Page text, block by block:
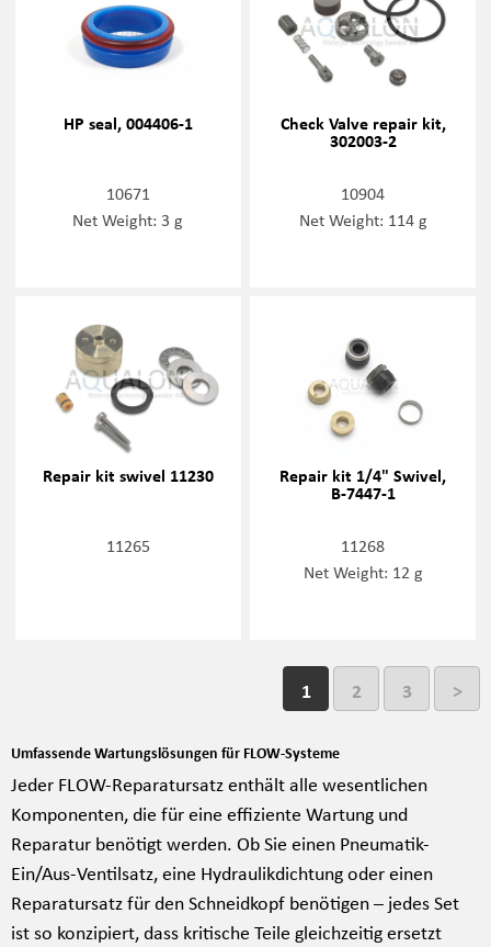
HP seal, 004406-1
10671
Net Weight: 3 g
Check Valve repair kit,
302003-2
10904
Net Weight: 114 g
Repair kit swivel 11230
11265
Repair kit 1/4" Swivel,
B-7447-1
11268
Net Weight: 12 g
1 2 3 >
Umfassende Wartungslösungen für FLOW-Systeme
Jeder FLOW-Reparatursatz enthält alle wesentlichen
Komponenten, die für eine effiziente Wartung und
Reparatur benötigt werden. Ob Sie einen Pneumatik-
Ein/Aus-Ventilsatz, eine Hydraulikdichtung oder einen
Reparatursatz für den Schneidkopf benötigen – jedes Set
ist so konzipiert, dass kritische Teile gleichzeitig ersetzt